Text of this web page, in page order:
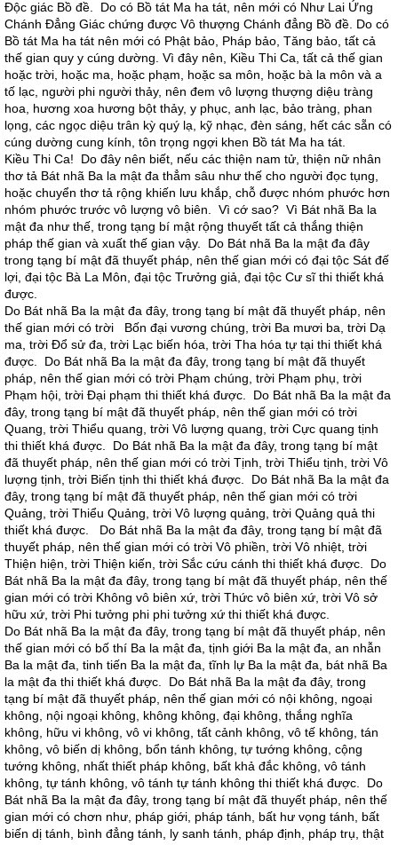
Độc giác Bồ đề. Do có Bồ tát Ma ha tát, nên mới có Như Lai Ứng
Chánh Đẳng Giác chứng được Vô thượng Chánh đẳng Bồ đề. Do có
Bồ tát Ma ha tát nên mới có Phật bảo, Pháp bảo, Tăng bảo, tất cả
thế gian quy y cúng dường. Vì đây nên, Kiều Thi Ca, tất cả thế gian
hoặc trời, hoặc ma, hoặc phạm, hoặc sa môn, hoặc bà la môn và a
tố lạc, người phi người thảy, nên đem vô lượng thượng diệu tràng
hoa, hương xoa hương bột thảy, y phục, anh lạc, bảo tràng, phan
lọng, các ngọc diệu trân kỳ quý lạ, kỹ nhạc, đèn sáng, hết các sẵn có
cúng dường cung kính, tôn trọng ngợi khen Bồ tát Ma ha tát.
Kiều Thi Ca! Do đây nên biết, nếu các thiện nam tử, thiện nữ nhân
thơ tả Bát nhã Ba la mật đa thẳm sâu như thế cho người đọc tụng,
hoặc chuyển thơ tả rộng khiến lưu khắp, chỗ được nhóm phước hơn
nhóm phước trước vô lượng vô biên. Vì cớ sao? Vì Bát nhã Ba la
mật đa như thế, trong tạng bí mật rộng thuyết tất cả thắng thiện
pháp thế gian và xuất thế gian vậy. Do Bát nhã Ba la mật đa đây
trong tạng bí mật đã thuyết pháp, nên thế gian mới có đại tộc Sát đế
lợi, đại tộc Bà La Môn, đại tộc Trưởng giả, đại tộc Cư sĩ thi thiết khá
được.
Do Bát nhã Ba la mật đa đây, trong tạng bí mật đã thuyết pháp, nên
thế gian mới có trời Bốn đại vương chúng, trời Ba mươi ba, trời Dạ
ma, trời Đổ sử đa, trời Lạc biến hóa, trời Tha hóa tự tại thi thiết khá
được. Do Bát nhã Ba la mật đa đây, trong tạng bí mật đã thuyết
pháp, nên thế gian mới có trời Phạm chúng, trời Phạm phụ, trời
Phạm hội, trời Đại phạm thi thiết khá được. Do Bát nhã Ba la mật đa
đây, trong tạng bí mật đã thuyết pháp, nên thế gian mới có trời
Quang, trời Thiểu quang, trời Vô lượng quang, trời Cực quang tịnh
thi thiết khá được. Do Bát nhã Ba la mật đa đây, trong tạng bí mật
đã thuyết pháp, nên thế gian mới có trời Tịnh, trời Thiểu tịnh, trời Vô
lượng tịnh, trời Biến tịnh thi thiết khá được. Do Bát nhã Ba la mật đa
đây, trong tạng bí mật đã thuyết pháp, nên thế gian mới có trời
Quảng, trời Thiểu Quảng, trời Vô lượng quảng, trời Quảng quả thi
thiết khá được. Do Bát nhã Ba la mật đa đây, trong tạng bí mật đã
thuyết pháp, nên thế gian mới có trời Vô phiền, trời Vô nhiệt, trời
Thiện hiện, trời Thiện kiến, trời Sắc cứu cánh thi thiết khá được. Do
Bát nhã Ba la mật đa đây, trong tạng bí mật đã thuyết pháp, nên thế
gian mới có trời Không vô biên xứ, trời Thức vô biên xứ, trời Vô sở
hữu xứ, trời Phi tưởng phi phi tưởng xứ thi thiết khá được.
Do Bát nhã Ba la mật đa đây, trong tạng bí mật đã thuyết pháp, nên
thế gian mới có bố thí Ba la mật đa, tịnh giới Ba la mật đa, an nhẫn
Ba la mật đa, tinh tiến Ba la mật đa, tĩnh lự Ba la mật đa, bát nhã Ba
la mật đa thi thiết khá được. Do Bát nhã Ba la mật đa đây, trong
tạng bí mật đã thuyết pháp, nên thế gian mới có nội không, ngoại
không, nội ngoại không, không không, đại không, thắng nghĩa
không, hữu vi không, vô vi không, tất cảnh không, vô tế không, tán
không, vô biến dị không, bổn tánh không, tự tướng không, cộng
tướng không, nhất thiết pháp không, bất khả đắc không, vô tánh
không, tự tánh không, vô tánh tự tánh không thi thiết khá được. Do
Bát nhã Ba la mật đa đây, trong tạng bí mật đã thuyết pháp, nên thế
gian mới có chơn như, pháp giới, pháp tánh, bất hư vọng tánh, bất
biến dị tánh, bình đẳng tánh, ly sanh tánh, pháp định, pháp trụ, thật